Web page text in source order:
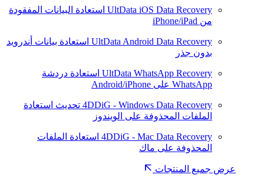
UltData iOS Data Recovery استعادة البيانات المفقودة
من iPhone/iPad
UltData Android Data Recovery استعادة بيانات أندرويد
بدون جذر
UltData WhatsApp Recovery استعادة دردشة
WhatsApp على Android/iPhone
4DDiG - Windows Data Recovery تحديث استعادة
الملفات المحذوفة على الويندوز
4DDiG - Mac Data Recovery استعادة الملفات
المحذوفة على ماك
عرض جميع المنتجات